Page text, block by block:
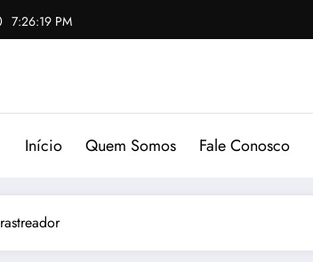
7:26:20 PM
Início Quem Somos Fale Conosco
rastreador